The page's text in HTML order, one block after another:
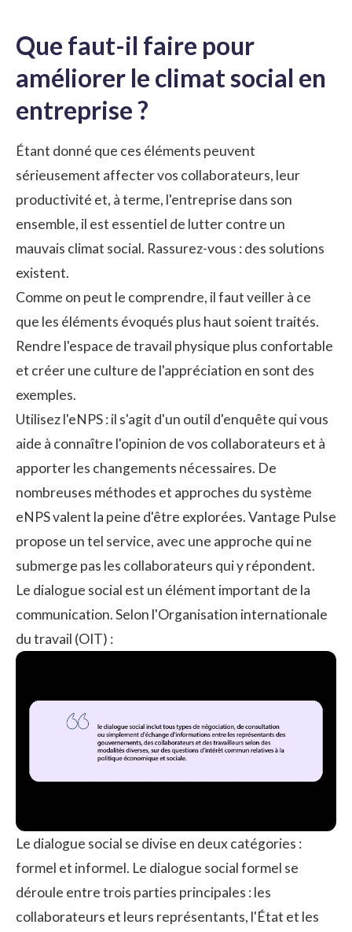
Que faut-il faire pour
améliorer le climat social en
entreprise ?
Étant donné que ces éléments peuvent
sérieusement affecter vos collaborateurs, leur
productivité et, à terme, l'entreprise dans son
ensemble, il est essentiel de lutter contre un
mauvais climat social. Rassurez-vous : des solutions
existent.
Comme on peut le comprendre, il faut veiller à ce
que les éléments évoqués plus haut soient traités.
Rendre l'espace de travail physique plus confortable
et créer une culture de l'appréciation en sont des
exemples.
Utilisezl'eNPS: il s'agit d'un outil d'enquête qui vous
aide à connaître l'opinion de vos collaborateurs et à
apporter les changements nécessaires. De
nombreuses méthodes et approches du système
eNPS valent la peine d'être explorées.Vantage Pulse
propose un tel service, avec une approche qui ne
submerge pas les collaborateurs qui y répondent.
Le dialogue social est un élément important de la
communication. Selon l'Organisation internationale
du travail (OIT) :
Le dialogue social se divise en deux catégories :
formel et informel. Le dialogue social formel se
déroule entre trois parties principales : les
collaborateurs et leurs représentants, l'État et les